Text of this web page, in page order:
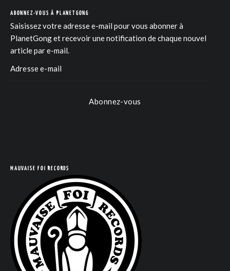
ABONNEZ-VOUS À PLANETGONG
Saisissez votre adresse e-mail pour vous abonner à
PlanetGong et recevoir une notification de chaque nouvel
article par e-mail.
Abonnez-vous
MAUVAISE FOI RECORDS